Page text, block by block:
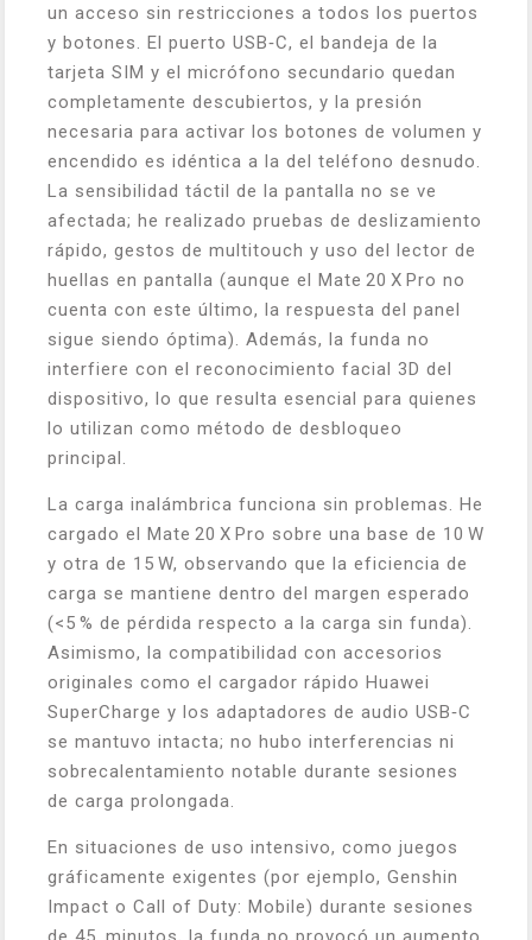
un acceso sin restricciones a todos los puertos
y botones. El puerto USB‑C, el bandeja de la
tarjeta SIM y el micrófono secundario quedan
completamente descubiertos, y la presión
necesaria para activar los botones de volumen y
encendido es idéntica a la del teléfono desnudo.
La sensibilidad táctil de la pantalla no se ve
afectada; he realizado pruebas de deslizamiento
rápido, gestos de multitouch y uso del lector de
huellas en pantalla (aunque el Mate 20 X Pro no
cuenta con este último, la respuesta del panel
sigue siendo óptima). Además, la funda no
interfiere con el reconocimiento facial 3D del
dispositivo, lo que resulta esencial para quienes
lo utilizan como método de desbloqueo
principal.
La carga inalámbrica funciona sin problemas. He
cargado el Mate 20 X Pro sobre una base de 10 W
y otra de 15 W, observando que la eficiencia de
carga se mantiene dentro del margen esperado
(<5 % de pérdida respecto a la carga sin funda).
Asimismo, la compatibilidad con accesorios
originales como el cargador rápido Huawei
SuperCharge y los adaptadores de audio USB‑C
se mantuvo intacta; no hubo interferencias ni
sobrecalentamiento notable durante sesiones
de carga prolongada.
En situaciones de uso intensivo, como juegos
gráficamente exigentes (por ejemplo, Genshin
Impact o Call of Duty: Mobile) durante sesiones